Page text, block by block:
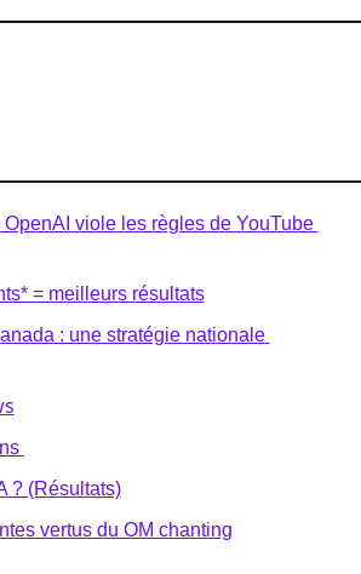
OpenAI viole les règles de YouTube
= meilleurs résultats
: une stratégie nationale
? (Résultats)
vertus du OM chanting